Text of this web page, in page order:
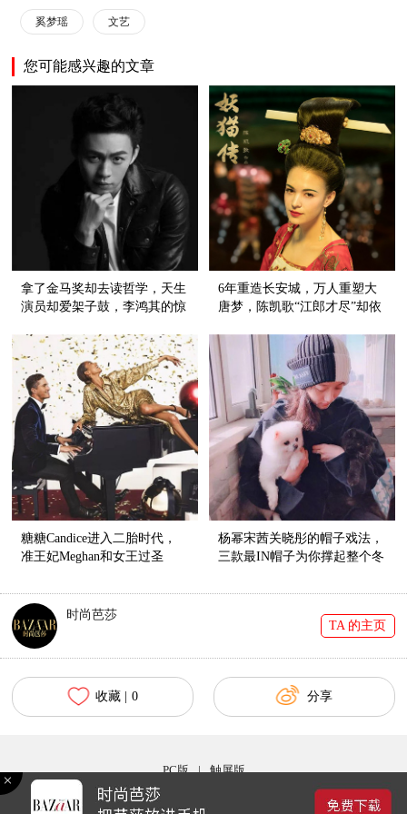
奚梦瑶 文艺
您可能感兴趣的文章
拿了金马奖却去读哲学，天生
演员却爱架子鼓，李鸿其的惊
6年重造长安城，万人重塑大
唐梦，陈凯歌“江郎才尽”却依
糖糖Candice进入二胎时代，
准王妃Meghan和女王过圣
没？【芭九不离时髦】
杨幂宋茜关晓彤的帽子戏法，
三款最IN帽子为你撑起整个冬
时尚芭莎
TA 的主页
收藏 | 0 分享
PC版 | 触屏版
Copyright © 2017 bazaar.com.cn 北京时尚在线网络服务有限公司 京ICP备030044号